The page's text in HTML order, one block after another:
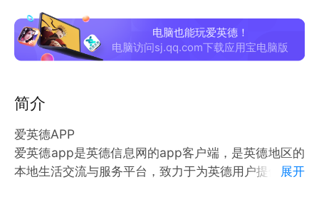
电脑也能玩爱英德！
电脑访问sj.qq.com下载应用宝电脑版
简介
爱英德APP
爱英德app是英德信息网的app客户端，是英德地区的
本地生活交流与服务平台，致力于为英德用户提供便捷
展开